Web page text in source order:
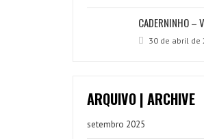
CADERNINHO –
30 de abril de
ARQUIVO | ARCHIVE
setembro 2025